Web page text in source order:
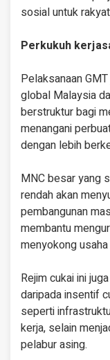
sosial untuk
Perkukuh
Pelaksanaan
global Malaysia
berstruktur bagi
menangani
dengan lebih
MNC besar yang
rendah akan
pembangunan
membantu
menyokong
Rejim cukai ini
daripada insentif
seperti
kerja, selain
pelabur asing.